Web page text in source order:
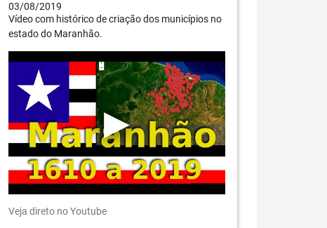
03/08/2019
Vídeo com histórico de criação dos municípios no
estado do Maranhão.
Veja direto no Youtube